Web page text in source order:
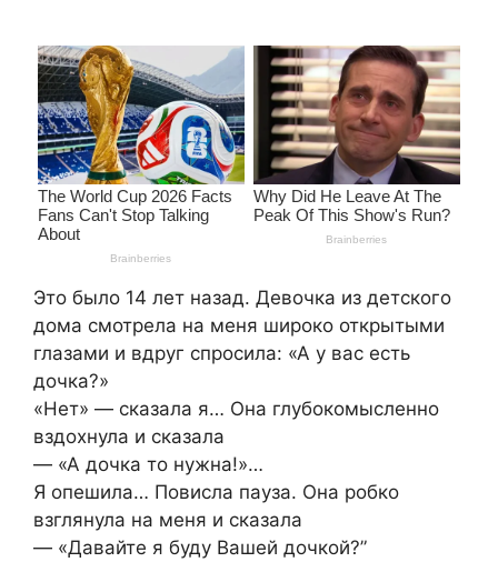
Это было 14 лет назад. Девочка из детского
дома смотрела на меня широко открытыми
глазами и вдруг спросила: «А у вас есть
дочка?»
«Нет» — сказала я… Она глубокомысленно
вздохнула и сказала
— «А дочка то нужна!»…
Я опешила… Повисла пауза. Она робко
взглянула на меня и сказала
— «Давайте я буду Вашей дочкой?”